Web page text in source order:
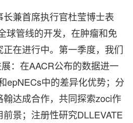
兼首席执行官杜莹博士表
球管线的开发，在肿瘤和免
在进行中。第一季度，我们
：在AACR公布的数据进一
epNECs中的差异化优势；分
达成合作，共同探索zoci作
景；注册性研究DLLEVATE